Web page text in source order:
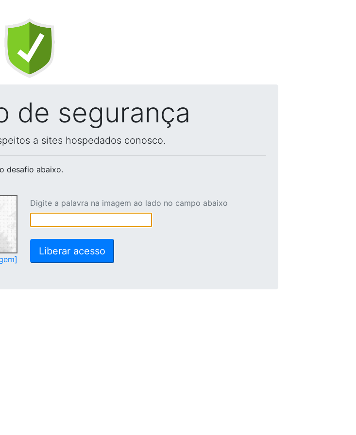
de segurança
a sites hospedados conosco.
desafio abaixo.
Digite a palavra na imagem ao lado no campo abaixo